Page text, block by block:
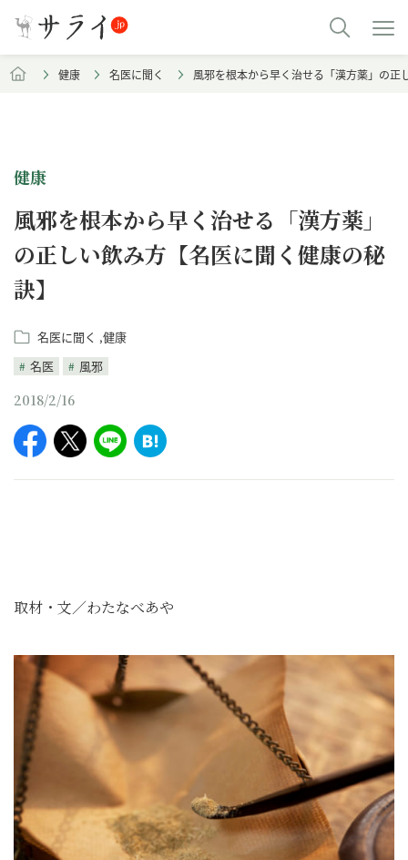
健康 名医に聞く 風邪を根本から早く治せる「漢方薬」の正
健康
風邪を根本から早く治せる「漢方薬」
の正しい飲み方【名医に聞く健康の秘
訣】
名医に聞く 健康
名医
風邪
2018/2/16
取材・文／わたなべあや